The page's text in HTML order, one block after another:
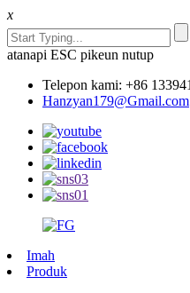
x
atanapi ESC pikeun nutup
Telepon kami: +86
Hanzyan179@Gmail.com
Imah
Produk